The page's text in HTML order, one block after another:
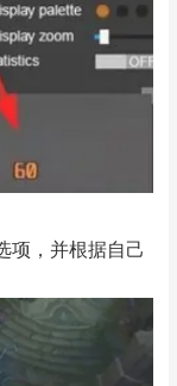
项，并根据自己